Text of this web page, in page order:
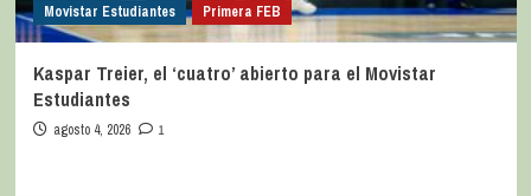
Movistar Estudiantes Primera FEB
Kaspar Treier, el ‘cuatro’ abierto para el Movistar
Estudiantes
agosto 4, 2026 1